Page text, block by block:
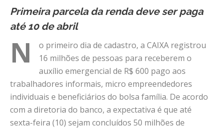
Primeira parcela da renda deve ser paga
até 10 de abril
N
o primeiro dia de cadastro, a CAIXA registrou
16 milhões de pessoas para receberem o
auxílio emergencial de R$ 600 pago aos
trabalhadores informais, micro empreendedores
individuais e beneficiários do bolsa família. De acordo
com a diretoria do banco, a expectativa é que até
sexta-feira (10) sejam concluídos 50 milhões de